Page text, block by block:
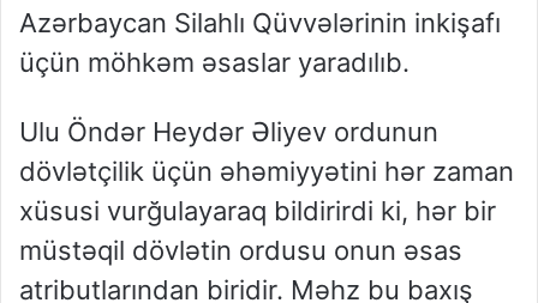
Azərbaycan Silahlı Qüvvələrinin inkişafı
üçün möhkəm əsaslar yaradılıb.
Ulu Öndər Heydər Əliyev ordunun
dövlətçilik üçün əhəmiyyətini hər zaman
xüsusi vurğulayaraq bildirirdi ki, hər bir
müstəqil dövlətin ordusu onun əsas
atributlarından biridir. Məhz bu baxış